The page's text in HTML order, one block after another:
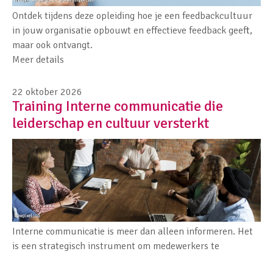
Ontdek tijdens deze opleiding hoe je een feedbackcultuur
in jouw organisatie opbouwt en effectieve feedback geeft,
maar ook ontvangt.
Meer details
22 oktober 2026
Training Interne communicatie die
leiderschap en cultuur versterkt
Interne communicatie is meer dan alleen informeren. Het
is een strategisch instrument om medewerkers te